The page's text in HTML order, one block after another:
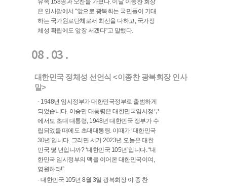
유족 158명과 오찬을 가졌다. 이날 이종찬 회장
은 인사말에서 "앞으로 광복회는 국민들이 기대
하는 국가원로단체로서 최선을 다하고, 국가정
체성 확립에도 앞장 서겠다"고 말했다.
08 . 03 .
대한민국 정체성 선언식 <이종찬 광복회장 인사
말>
- 1948년 임시정부가 대한민국정부로 출범하게
되었습니다. 이승만 대통령은 대한민국임시정부
에서도 초대 대통령, 1948년 대한민국 정부가 수
립되었을 때에도 초대대통령. 이때가 ‘대한민국
30년’입니다. 그러면 서기 2023년 오늘은 대한
민국 몇 년입니까? ‘대한민국 105년’입니다. “대
한민국 임시정부의 맥을 이어온 대한민국이여,
영원하라!”
- 대한민국 105년 8월 3일 광복회장 이 종 찬